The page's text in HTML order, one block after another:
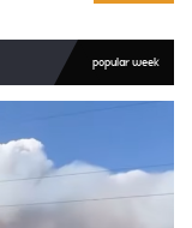
popular week